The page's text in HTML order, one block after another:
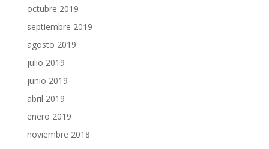
octubre 2019
septiembre 2019
agosto 2019
julio 2019
junio 2019
abril 2019
enero 2019
noviembre 2018